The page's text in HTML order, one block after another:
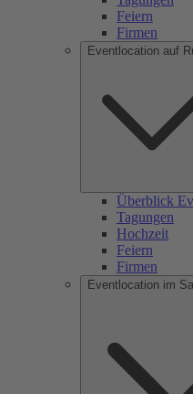
Feiern
Firmen
Eventlocation auf
Überblick
Tagungen
Hochzeit
Feiern
Firmen
Eventlocation im